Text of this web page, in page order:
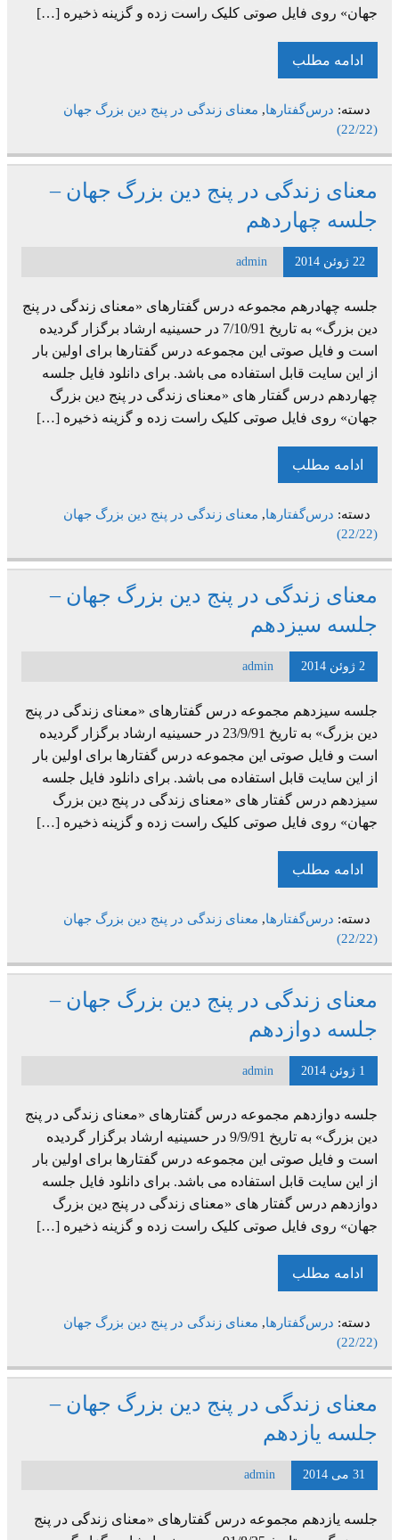
جهان» روی فایل صوتی کلیک راست زده و گزینه ذخیره […]
ادامه مطلب
دسته: درس‌گفتارها, معنای زندگی در پنج دین بزرگ جهان
(22/22)
معنای زندگی در پنج دین بزرگ جهان –
جلسه چهاردهم
22 ژوئن 2014 admin
جلسه چهادرهم مجموعه درس گفتارهای «معنای زندگی در پنج
دین بزرگ» به تاریخ 7/10/91 در حسینیه ارشاد برگزار گردیده
است و فایل صوتی این مجموعه درس گفتارها برای اولین بار
از این سایت قابل استفاده می باشد. برای دانلود فایل جلسه
چهاردهم درس گفتار های «معنای زندگی در پنج دین بزرگ
جهان» روی فایل صوتی کلیک راست زده و گزینه ذخیره […]
ادامه مطلب
دسته: درس‌گفتارها, معنای زندگی در پنج دین بزرگ جهان
(22/22)
معنای زندگی در پنج دین بزرگ جهان –
جلسه سیزدهم
2 ژوئن 2014 admin
جلسه سیزدهم مجموعه درس گفتارهای «معنای زندگی در پنج
دین بزرگ» به تاریخ 23/9/91 در حسینیه ارشاد برگزار گردیده
است و فایل صوتی این مجموعه درس گفتارها برای اولین بار
از این سایت قابل استفاده می باشد. برای دانلود فایل جلسه
سیزدهم درس گفتار های «معنای زندگی در پنج دین بزرگ
جهان» روی فایل صوتی کلیک راست زده و گزینه ذخیره […]
ادامه مطلب
دسته: درس‌گفتارها, معنای زندگی در پنج دین بزرگ جهان
(22/22)
معنای زندگی در پنج دین بزرگ جهان –
جلسه دوازدهم
1 ژوئن 2014 admin
جلسه دوازدهم مجموعه درس گفتارهای «معنای زندگی در پنج
دین بزرگ» به تاریخ 9/9/91 در حسینیه ارشاد برگزار گردیده
است و فایل صوتی این مجموعه درس گفتارها برای اولین بار
از این سایت قابل استفاده می باشد. برای دانلود فایل جلسه
دوازدهم درس گفتار های «معنای زندگی در پنج دین بزرگ
جهان» روی فایل صوتی کلیک راست زده و گزینه ذخیره […]
ادامه مطلب
دسته: درس‌گفتارها, معنای زندگی در پنج دین بزرگ جهان
(22/22)
معنای زندگی در پنج دین بزرگ جهان –
جلسه یازدهم
31 می 2014 admin
جلسه یازدهم مجموعه درس گفتارهای «معنای زندگی در پنج